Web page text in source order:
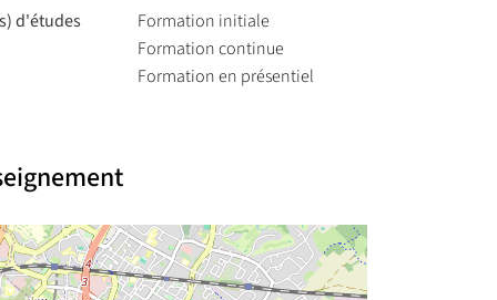
d'études
Formation initiale
Formation continue
Formation en présentiel